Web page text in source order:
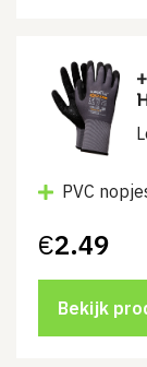
PVC
€2.49
Bekijk